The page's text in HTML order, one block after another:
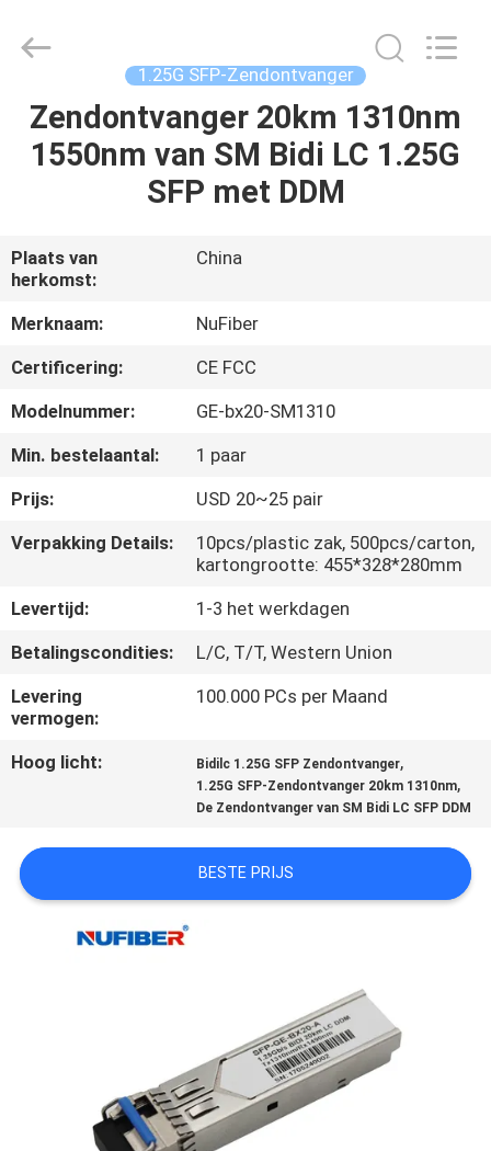
HUIS
PRODUCTEN
ONGEVEER
ONS
FABRIEKSREIS
CONTACTEER
ONS
NIEUWS
VERZOEK
OM
EEN
SITEMAP
PRIVACYBELEID
Technology
Co.,Ltd.
Reserved.
Developed
1.25G SFP-Zendontvanger
Zendontvanger 20km 1310nm
1550nm van SM Bidi LC 1.25G
SFP met DDM
Plaats van
herkomst:
China
Merknaam:
NuFiber
Certificering:
CE FCC
Modelnummer:
GE-bx20-SM1310
Min. bestelaantal:
1 paar
Prijs:
USD 20~25 pair
Verpakking Details:
10pcs/plastic zak, 500pcs/carton,
kartongrootte: 455*328*280mm
Levertijd:
1-3 het werkdagen
Betalingscondities:
L/C, T/T, Western Union
Levering
vermogen:
100.000 PCs per Maand
Hoog licht: Bidilc 1.25G SFP Zendontvanger,
1.25G SFP-Zendontvanger 20km 1310nm,
De Zendontvanger van SM Bidi LC SFP DDM
BESTE PRIJS